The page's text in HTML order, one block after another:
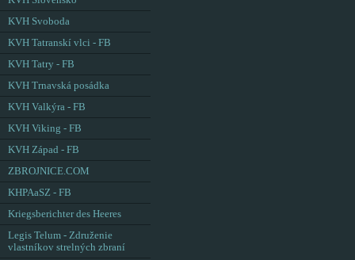
KVH Svoboda
KVH Tatranskí vlci - FB
KVH Tatry - FB
KVH Trnavská posádka
KVH Valkýra - FB
KVH Viking - FB
KVH Západ - FB
ZBROJNICE.COM
KHPAaSZ - FB
Kriegsberichter des Heeres
Legis Telum - Združenie
vlastníkov strelných zbraní